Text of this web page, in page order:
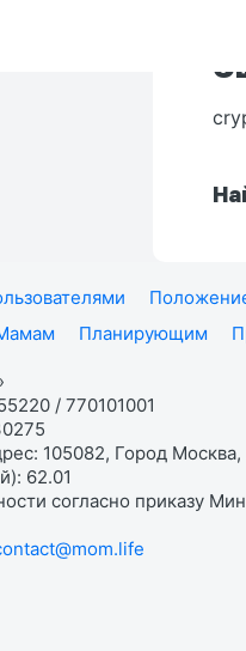
Планирующим
/ 770101001
105082, Город
62.01
согласно приказу